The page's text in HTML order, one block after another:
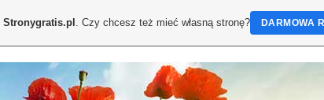
Stronygratis.pl . Czy chcesz też mieć własną stronę? DARMOWA